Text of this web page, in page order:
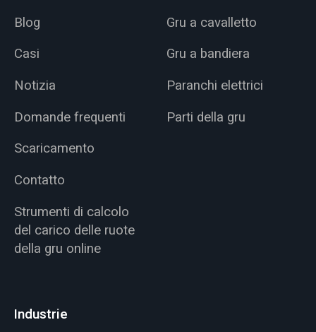
Blog
Casi
Notizia
Domande frequenti
Scaricamento
Contatto
Strumenti di calcolo
del carico delle ruote
della gru online
Gru a cavalletto
Gru a bandiera
Paranchi elettrici
Parti della gru
Industrie